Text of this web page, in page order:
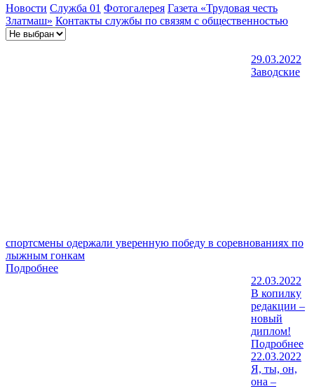
Новости Служба 01 Фотогалерея Газета «Трудовая честь
Златмаш» Контакты службы по связям с общественностью
29.03.2022
Заводские
спортсмены одержали уверенную победу в соревнованиях по
лыжным гонкам
Подробнее
22.03.2022
В копилку
редакции –
новый
диплом!
Подробнее
22.03.2022
Я, ты, он,
она –